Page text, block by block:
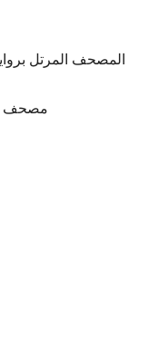
المصحف المرتل
مصحف